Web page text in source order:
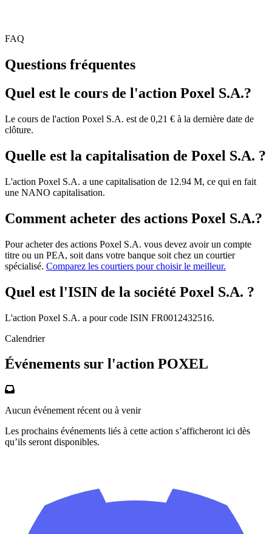
FAQ
Questions fréquentes
Quel est le cours de l'action Poxel S.A.?
Le cours de l'action Poxel S.A. est de 0,21 € à la dernière date de
clôture.
Quelle est la capitalisation de Poxel S.A. ?
L'action Poxel S.A. a une capitalisation de 12.94 M, ce qui en fait
une NANO capitalisation.
Comment acheter des actions Poxel S.A.?
Pour acheter des actions Poxel S.A. vous devez avoir un compte
titre ou un PEA, soit dans votre banque soit chez un courtier
spécialisé. Comparez les courtiers pour choisir le meilleur.
Quel est l'ISIN de la société Poxel S.A. ?
L'action Poxel S.A. a pour code ISIN FR0012432516.
Calendrier
Événements sur l'action POXEL
Aucun événement récent ou à venir
Les prochains événements liés à cette action s’afficheront ici dès
qu’ils seront disponibles.